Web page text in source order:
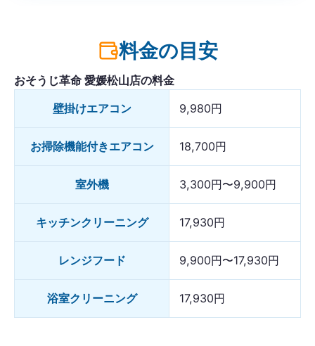
料金の目安
おそうじ革命 愛媛松山店の料金
壁掛けエアコン
9,980円
お掃除機能付きエアコン 18,700円
室外機 3,300円〜9,900円
キッチンクリーニング 17,930円
レンジフード 9,900円〜17,930円
浴室クリーニング 17,930円